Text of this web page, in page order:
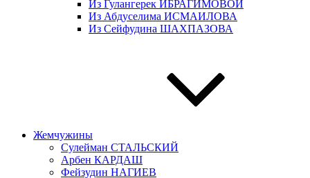
Из Гулангерек ИБРАГИМОВОЙ
Из Абдуселима ИСМАИЛОВА
Из Сейфудина ШАХПАЗОВА
Жемчужины
Сулейман СТАЛЬСКИЙ
Арбен КАРДАШ
Фейзудин НАГИЕВ